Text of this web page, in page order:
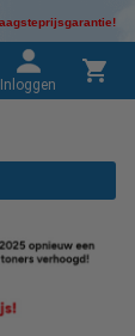
Inloggen